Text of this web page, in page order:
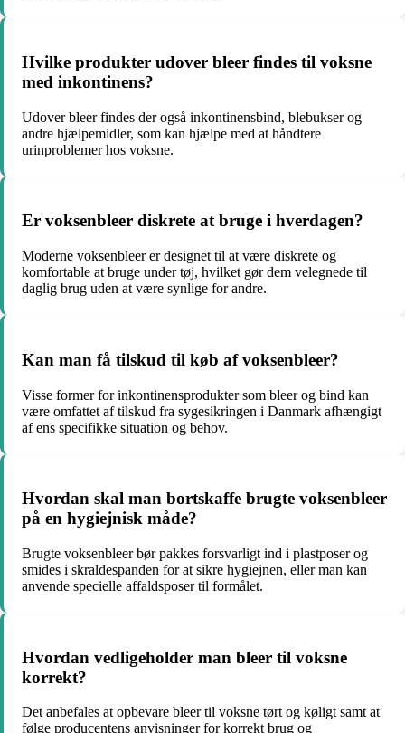
Hvilke produkter udover bleer findes til voksne
med inkontinens?
Udover bleer findes der også inkontinensbind, blebukser og
andre hjælpemidler, som kan hjælpe med at håndtere
urinproblemer hos voksne.
Er voksenbleer diskrete at bruge i hverdagen?
Moderne voksenbleer er designet til at være diskrete og
komfortable at bruge under tøj, hvilket gør dem velegnede til
daglig brug uden at være synlige for andre.
Kan man få tilskud til køb af voksenbleer?
Visse former for inkontinensprodukter som bleer og bind kan
være omfattet af tilskud fra sygesikringen i Danmark afhængigt
af ens specifikke situation og behov.
Hvordan skal man bortskaffe brugte voksenbleer
på en hygiejnisk måde?
Brugte voksenbleer bør pakkes forsvarligt ind i plastposer og
smides i skraldespanden for at sikre hygiejnen, eller man kan
anvende specielle affaldsposer til formålet.
Hvordan vedligeholder man bleer til voksne
korrekt?
Det anbefales at opbevare bleer til voksne tørt og køligt samt at
følge producentens anvisninger for korrekt brug og